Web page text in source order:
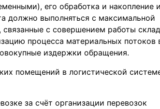
его обработка и накопление
должно выполняться с максимальной
с совершением работы
процесса материальных потоков
издержки обращения.
помещений в логистической
за счёт организации перевозок